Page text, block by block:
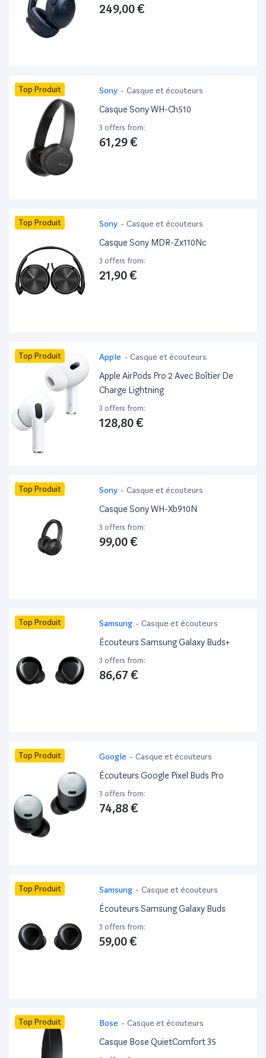
249,00 €
Top Produit Sony - Casque et écouteurs
Casque Sony WH-Ch510
3 offers from:
61,29 €
Top Produit Sony - Casque et écouteurs
Casque Sony MDR-Zx110Nc
3 offers from:
21,90 €
Top Produit Apple - Casque et écouteurs
Apple AirPods Pro 2 Avec Boîtier De
Charge Lightning
3 offers from:
128,80 €
Top Produit Sony - Casque et écouteurs
Casque Sony WH-Xb910N
3 offers from:
99,00 €
Top Produit Samsung - Casque et écouteurs
Écouteurs Samsung Galaxy Buds+
3 offers from:
86,67 €
Top Produit Google - Casque et écouteurs
Écouteurs Google Pixel Buds Pro
3 offers from:
74,88 €
Top Produit Samsung - Casque et écouteurs
Écouteurs Samsung Galaxy Buds
3 offers from:
59,00 €
Top Produit Bose - Casque et écouteurs
Casque Bose QuietComfort 35